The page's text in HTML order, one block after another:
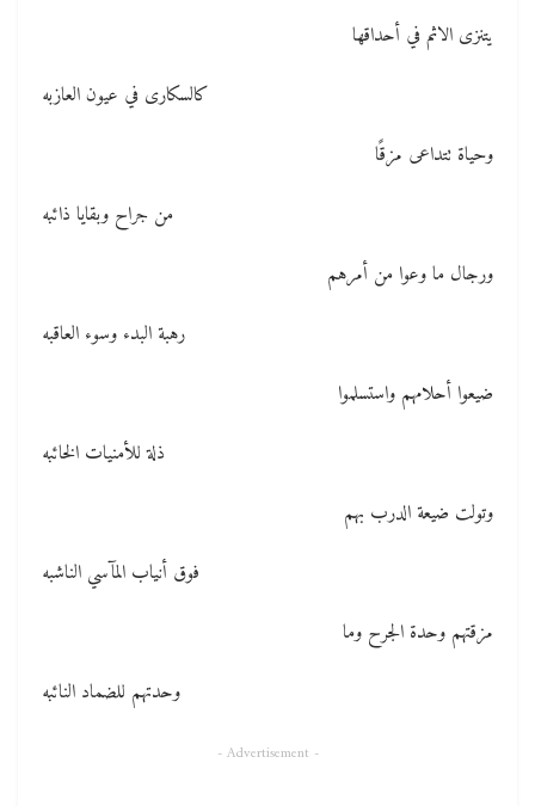
يتنزى الاثم في أحداقها
كالسكارى في عيون العازبه
وحياة تتداعى مزقًا
من جراح وبقايا ذائبه
ورجال ما وعوا من أمرهم
رهبة البدء وسوء العاقبه
ضيعوا أحلامهم واستسلموا
ذلة للأمنيات الخائبه
وتولت ضيعة الدرب بهم
فوق أنياب المآسي الناشبه
مزقتهم وحدة الجرح وما
وحدتهم للضماد النائبه
- Advertisement -